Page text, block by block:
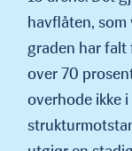
havflåten,
graden har
over 70
overhode ikke